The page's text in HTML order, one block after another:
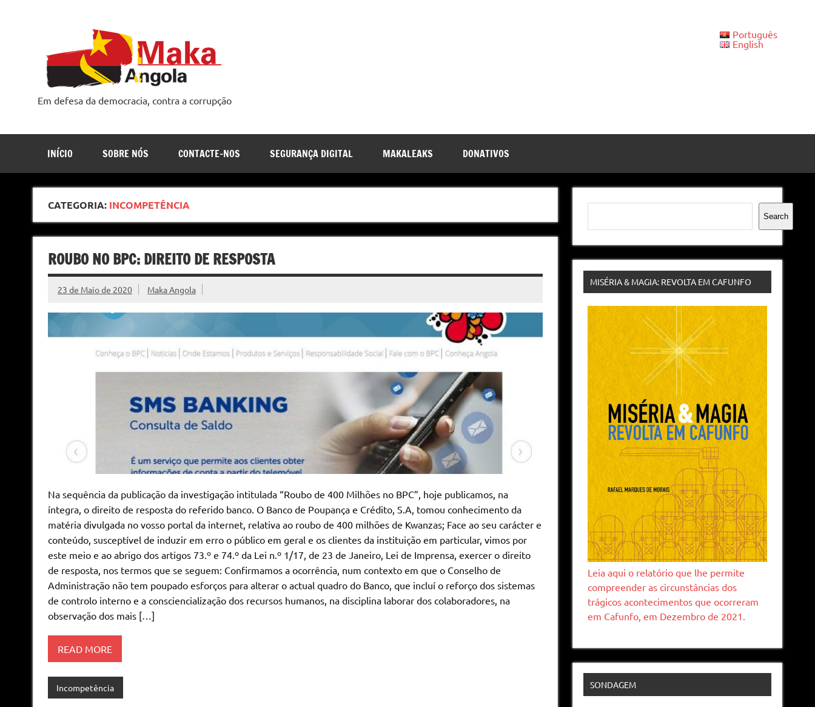
Em defesa da democracia, contra a corrupção
Português
English
INÍCIO SOBRE NÓS CONTACTE-NOS SEGURANÇA DIGITAL MAKALEAKS DONATIVOS
CATEGORIA: INCOMPETÊNCIA
ROUBO NO BPC: DIREITO DE RESPOSTA
23 de Maio de 2020 Maka Angola
Na sequência da publicação da investigação intitulada “Roubo de 400 Milhões no BPC”, hoje publicamos, na
íntegra, o direito de resposta do referido banco. O Banco de Poupança e Crédito, S.A, tomou conhecimento da
matéria divulgada no vosso portal da internet, relativa ao roubo de 400 milhões de Kwanzas; Face ao seu carácter e
conteúdo, susceptível de induzir em erro o público em geral e os clientes da instituição em particular, vimos por
este meio e ao abrigo dos artigos 73.º e 74.º da Lei n.º 1/17, de 23 de Janeiro, Lei de Imprensa, exercer o direito
de resposta, nos termos que se seguem: Confirmamos a ocorrência, num contexto em que o Conselho de
Administração não tem poupado esforços para alterar o actual quadro do Banco, que incluí o reforço dos sistemas
de controlo interno e a consciencialização dos recursos humanos, na disciplina laborar dos colaboradores, na
observação dos mais […]
READ MORE
Incompetência
Pesquisar
Search
MISÉRIA & MAGIA: REVOLTA EM CAFUNFO
Leia aqui o relatório que lhe permite
compreender as circunstâncias dos
trágicos acontecimentos que ocorreram
em Cafunfo, em Dezembro de 2021.
SONDAGEM